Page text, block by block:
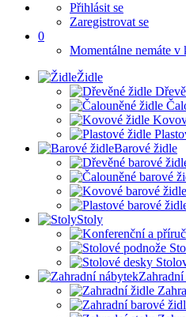
Přihlásit se
Zaregistrovat se
0
Momentálne nemáte
Židle
Barové židle
Stoly